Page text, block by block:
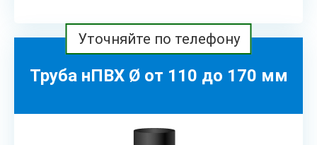
Уточняйте по телефону
Труба нПВХ Ø от 110 до 170 мм